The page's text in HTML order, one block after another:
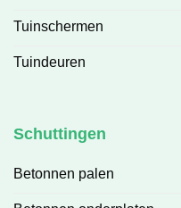
Tuinschermen
Tuindeuren
Schuttingen
Betonnen palen